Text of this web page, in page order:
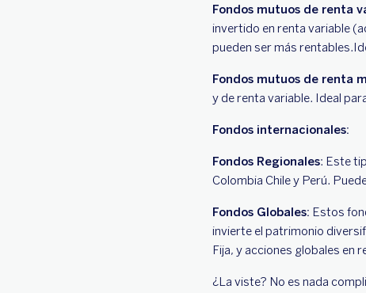
Fondos mutuos de renta
invertido en renta variable
pueden ser más
Fondos mutuos de renta
y de renta variable. Ideal
Fondos internacionales:
Fondos Regionales: Este
Colombia Chile y Perú.
Fondos Globales: Estos
invierte el patrimonio
Fija, y acciones globales en
¿La viste? No es nada